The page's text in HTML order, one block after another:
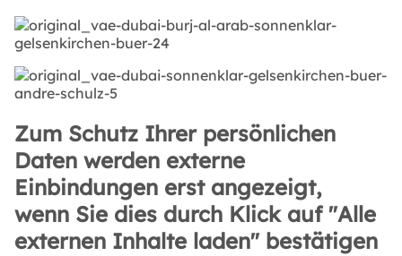
Zum Schutz Ihrer persönlichen
Daten werden externe
Einbindungen erst angezeigt,
wenn Sie dies durch Klick auf "Alle
externen Inhalte laden" bestätigen